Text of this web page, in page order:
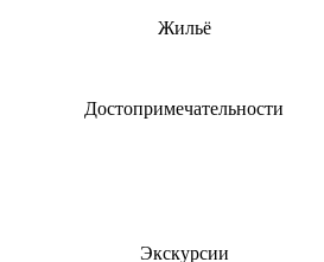
Жильё
Достопримечательности
Экскурсии